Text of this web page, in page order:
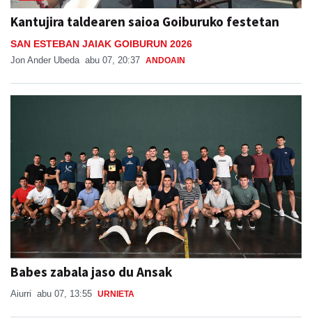
Kantujira taldearen saioa Goiburuko festetan
SAN ESTEBAN JAIAK GOIBURUN 2026
Jon Ander Ubeda abu 07, 20:37 ANDOAIN
Babes zabala jaso du Ansak
Aiurri abu 07, 13:55 URNIETA